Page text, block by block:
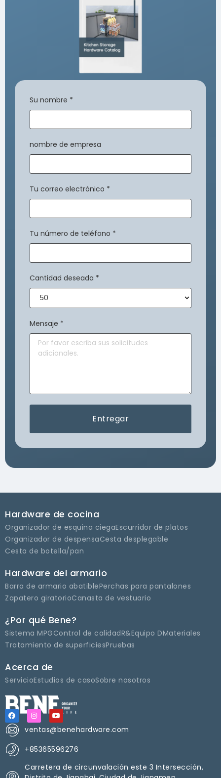
Su nombre *
nombre de empresa
Tu correo electrónico *
Tu número de teléfono *
Cantidad deseada *
Mensaje *
Entregar
Hardware de cocina
Organizador de esquina ciegaEscurridor de platos
Organizador de despensaCesta desplegable
Cesta de botella/pan
Hardware del armario
Barra de armario abatiblePerchas para pantalones
Zapatero giratorioCanasta de vestuario
¿Por qué Bene?
Sistema MPGControl de calidadR&Equipo DMateriales
Tratamiento de superficiesPruebas
Acerca de
ServicioEstudios de casoSobre nosotros
ventas@benehardware.com
+85365596276
Carretera de circunvalación este 3 Intersección,